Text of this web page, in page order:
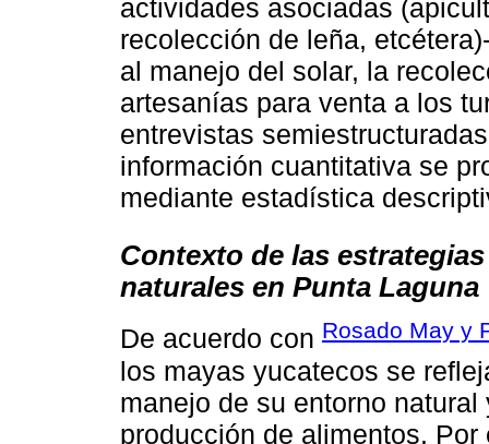
actividades asociadas
recolección de leña,
al manejo del solar, la
artesanías para venta a los
entrevistas
información cuantitativa se
mediante estadística
Contexto de las
naturales en Punta Laguna
De acuerdo con Rosado May y
los mayas yucatecos se
manejo de su entorno
producción de alimentos.